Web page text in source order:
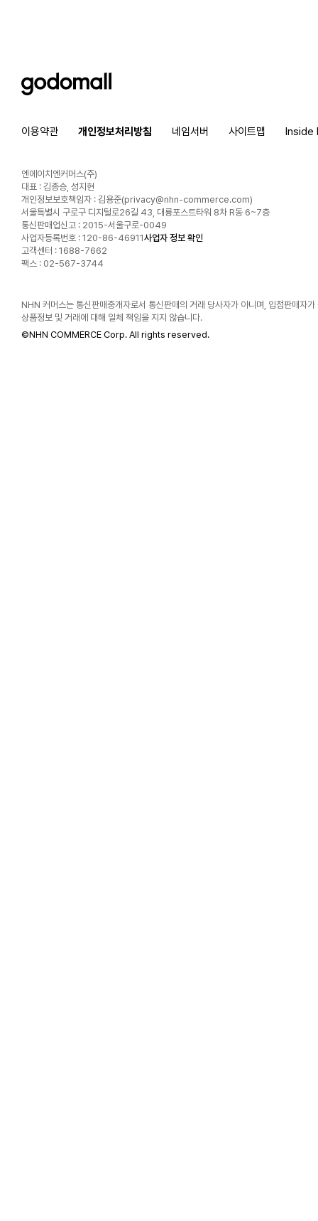
godomall
이용약관 개인정보처리방침 네임서버 사이트맵 Inside
엔에이치엔커머스(주)
대표 : 김종승, 성지현
개인정보보호책임자 : 김용준(privacy@nhn-commerce.com)
서울특별시 구로구 디지털로26길 43, 대륭포스트타워 8차 R동 6~7층
통신판매업신고 : 2015-서울구로-0049
사업자등록번호 : 120-86-46911사업자 정보 확인
고객센터 : 1688-7662
팩스 : 02-567-3744
NHN 커머스는 통신판매중개자로서 통신판매의 거래 당사자가 아니며, 입점판매자가
상품정보 및 거래에 대해 일체 책임을 지지 않습니다.
©NHN COMMERCE Corp. All rights reserved.